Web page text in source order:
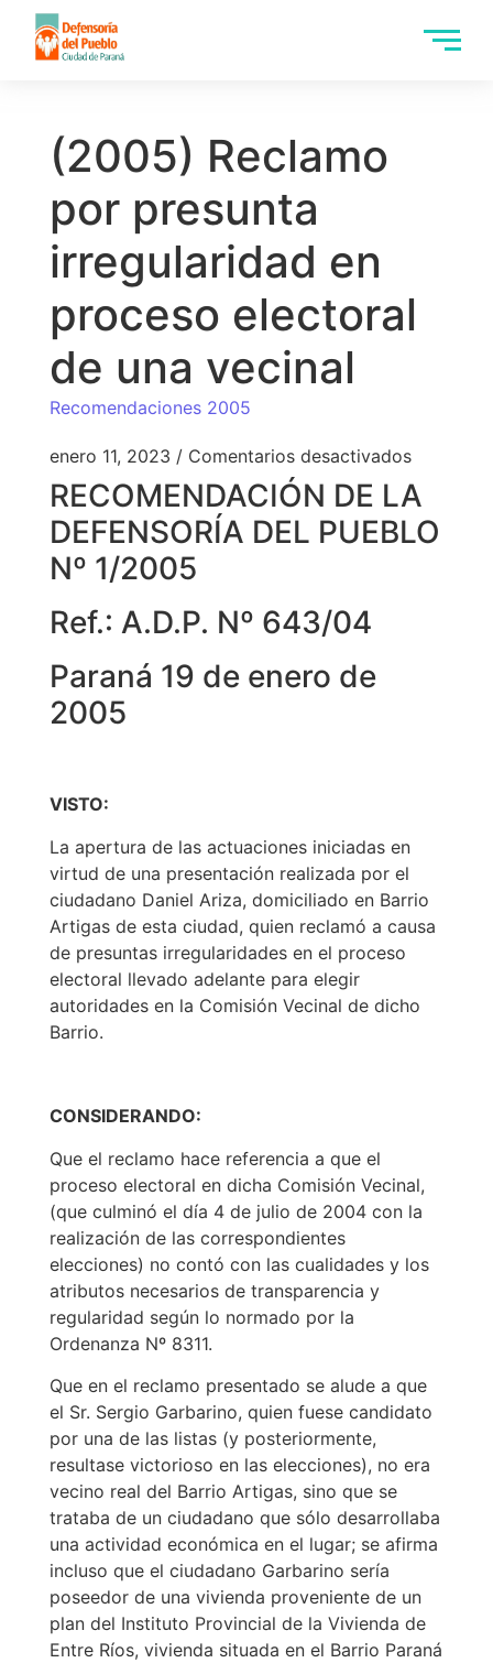
(2005) Reclamo
por presunta
irregularidad en
proceso electoral
de una vecinal
Recomendaciones 2005
enero 11, 2023 / Comentarios desactivados
RECOMENDACIÓN DE LA
DEFENSORÍA DEL PUEBLO
Nº 1/2005
Ref.: A.D.P. Nº 643/04
Paraná 19 de enero de
2005
VISTO:
La apertura de las actuaciones iniciadas en
virtud de una presentación realizada por el
ciudadano Daniel Ariza, domiciliado en Barrio
Artigas de esta ciudad, quien reclamó a causa
de presuntas irregularidades en el proceso
electoral llevado adelante para elegir
autoridades en la Comisión Vecinal de dicho
Barrio.
CONSIDERANDO:
Que el reclamo hace referencia a que el
proceso electoral en dicha Comisión Vecinal,
(que culminó el día 4 de julio de 2004 con la
realización de las correspondientes
elecciones) no contó con las cualidades y los
atributos necesarios de transparencia y
regularidad según lo normado por la
Ordenanza Nº 8311.
Que en el reclamo presentado se alude a que
el Sr. Sergio Garbarino, quien fuese candidato
por una de las listas (y posteriormente,
resultase victorioso en las elecciones), no era
vecino real del Barrio Artigas, sino que se
trataba de un ciudadano que sólo desarrollaba
una actividad económica en el lugar; se afirma
incluso que el ciudadano Garbarino sería
poseedor de una vivienda proveniente de un
plan del Instituto Provincial de la Vivienda de
Entre Ríos, vivienda situada en el Barrio Paraná